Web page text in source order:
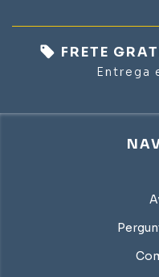
FRETE
Entrega